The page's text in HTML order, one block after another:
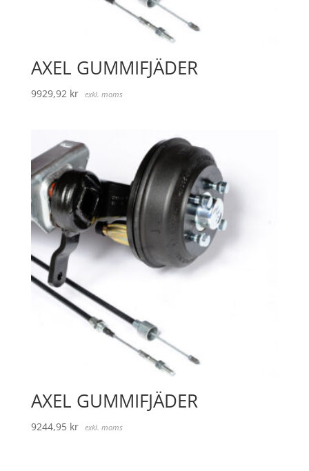
AXEL GUMMIFJÄDER
9929,92 kr exkl. moms
AXEL GUMMIFJÄDER
9244,95 kr exkl. moms